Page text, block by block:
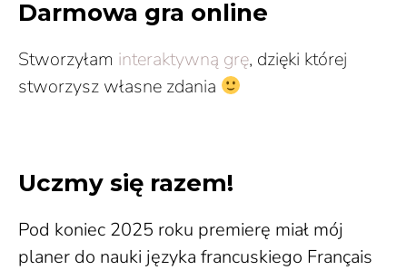
Darmowa gra online
Stworzyłam interaktywną grę, dzięki której
stworzysz własne zdania
Uczmy się razem!
Pod koniec 2025 roku premierę miał mój
planer do nauki języka francuskiego Français